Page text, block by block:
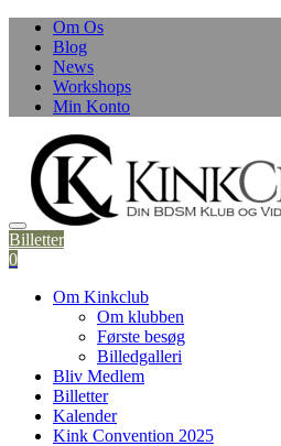
Skip
content
Om Os
Blog
News
Workshops
Min Konto
Billetter
0
Om Kinkclub
Om klubben
Første besøg
Billedgalleri
Bliv Medlem
Billetter
Kalender
Kink Convention 2025